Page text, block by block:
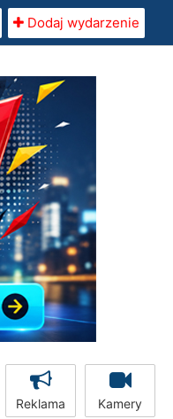
Dodaj wydarzenie
Reklama Kamery